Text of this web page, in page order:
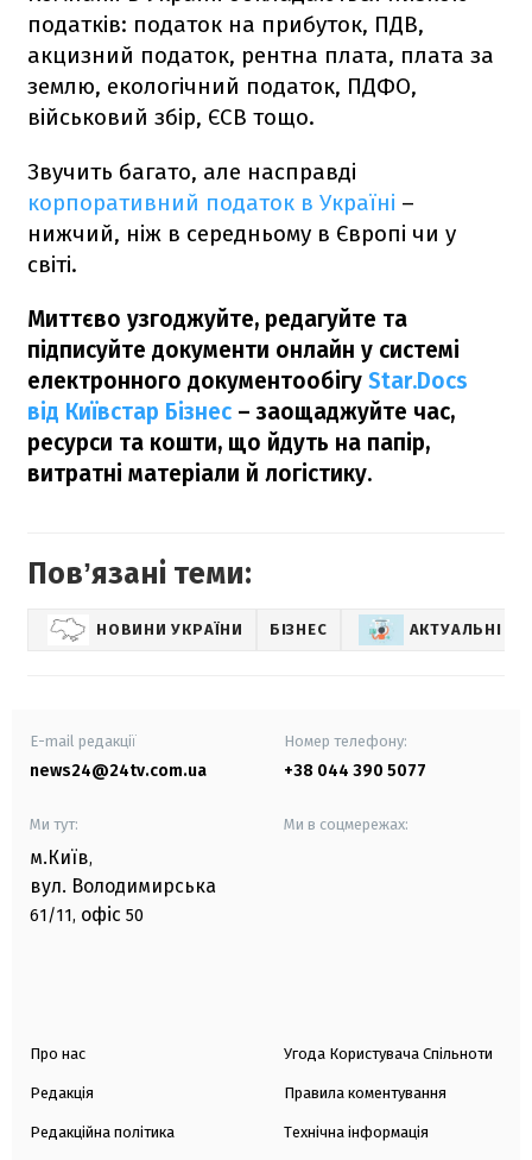
податків: податок на прибуток, ПДВ,
акцизний податок, рентна плата, плата за
землю, екологічний податок, ПДФО,
військовий збір, ЄСВ тощо.
Звучить багато, але насправді
корпоративний податок в Україні –
нижчий, ніж в середньому в Європі чи у
світі.
Миттєво узгоджуйте, редагуйте та
підписуйте документи онлайн у системі
електронного документообігу Star.Docs
від Київстар Бізнес – заощаджуйте час,
ресурси та кошти, що йдуть на папір,
витратні матеріали й логістику.
Повʼязані теми:
НОВИНИ УКРАЇНИ БІЗНЕС АКТУАЛЬНІ
E-mail редакції
news24@24tv.com.ua
Номер телефону:
+38 044 390 5077
Ми тут:
м.Київ,
вул. Володимирська
61/11, офіс 50
Ми в соцмережах:
Про нас
Редакція
Редакційна політика
Угода Користувача Спільноти
Правила коментування
Технічна інформація